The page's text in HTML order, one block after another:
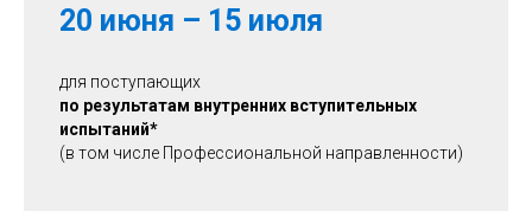
20 июня – 15 июля
для поступающих
по результатам внутренних вступительных
испытаний*
(в том числе Профессиональной направленности)